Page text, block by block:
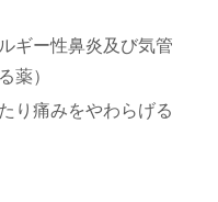
ギー性鼻炎及び気管
薬）
り痛みをやわらげる